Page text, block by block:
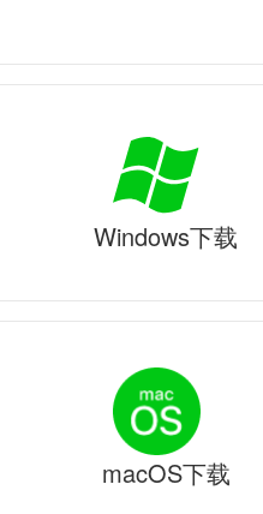
Windows下载
macOS下载